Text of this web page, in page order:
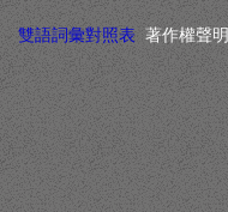
雙語詞彙對照表 著作權聲明